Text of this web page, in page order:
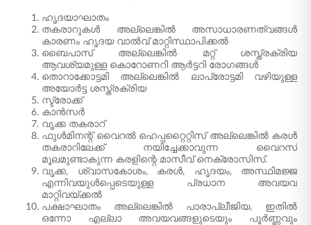
ഹൃദയാഘാതം
തകരാറുകൾ അല്ലെങ്കിൽ അസാധാരണത്വങ്ങൾ
കാരണം ഹൃദയ വാൽവ് മാറ്റിസ്ഥാപിക്കൽ
ബൈപാസ് അല്ലെങ്കിൽ മറ്റ് ശസ്ത്രക്രിയ
ആവശ്യമുള്ള കൊറോണറി ആർട്ടറി രോഗങ്ങൾ
തൊറാക്കോട്ടമി അല്ലെങ്കിൽ ലാപ്രോട്ടമി വഴിയുള്ള
അയോർട്ട ശസ്ത്രക്രിയ
സ്ട്രോക്ക്
കാൻസർ
വൃക്ക തകരാറ്
ഫുൾമിനന്റ് വൈറൽ ഹെപ്പറ്റൈറ്റിസ് അല്ലെങ്കിൽ കരൾ
തകരാറിലേക്ക് നയിച്ചേക്കാവുന്ന വൈറസ്
മൂലമുണ്ടാകുന്ന കരളിന്റെ മാസീവ് നെക്രോസിസ്.
വൃക്ക, ശ്വാസകോശം, കരൾ, ഹൃദയം, അസ്ഥിമജ്ജ
എന്നിവയുൾപ്പെടെയുള്ള പ്രധാന അവയവ
മാറ്റിവയ്ക്കൽ
പക്ഷാഘാതം അല്ലെങ്കിൽ പാരാപ്ലീജിയ, ഇതിൽ
ഒന്നോ എല്ലാ അവയവങ്ങളുടെയും പൂർണ്ണവും